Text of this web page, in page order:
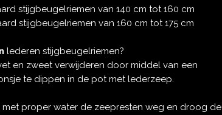
stijgbeugelriemen van 140 cm tot 160 cm
stijgbeugelriemen van 160 cm tot 175 cm
lederen stijgbeugelriemen?
en zweet verwijderen door middel van een
te dippen in de pot met lederzeep.
proper water de zeepresten weg en droog de